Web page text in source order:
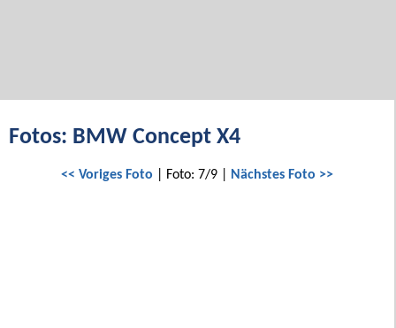
Fotos: BMW Concept X4
<< Voriges Foto | Foto: 7/9 | Nächstes Foto >>